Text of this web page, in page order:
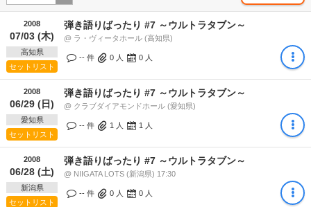
2008
07/03 (木)
高知県
セットリスト
弾き語りばったり #7 ～ウルトラタブン～
@ ラ・ヴィータホール (高知県)
-- 件 0 人 0 人
2008
06/29 (日)
愛知県
セットリスト
弾き語りばったり #7 ～ウルトラタブン～
@ クラブダイアモンドホール (愛知県)
-- 件 1 人 1 人
2008
06/28 (土)
新潟県
セットリスト
弾き語りばったり #7 ～ウルトラタブン～
@ NIIGATA LOTS (新潟県) 17:30
-- 件 0 人 0 人